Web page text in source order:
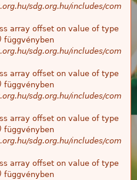
sdg.org.hu/includes/com
array offset on value of type
függvényben
sdg.org.hu/includes/com
array offset on value of type
függvényben
sdg.org.hu/includes/com
array offset on value of type
függvényben
sdg.org.hu/includes/com
array offset on value of type
függvényben